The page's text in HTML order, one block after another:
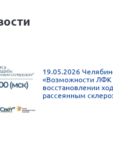
документы
мнения
онлайн конференция
XX лет работы
тренинг
19.05.2026
«Возможности ЛФК
восстановлении
рассеянным